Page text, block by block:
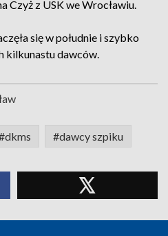
Czyż z USK we Wrocławiu.
się w południe i szybko
kilkunastu dawców.
#dawcy szpiku